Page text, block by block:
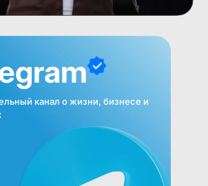
канал о жизни, бизнесе и